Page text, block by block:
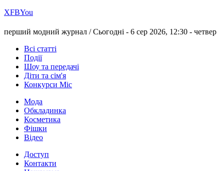
ХFBYou
перший модний журнал /Сьогодні - 6 сер 2026, 12:30 - четвер
Всі статті
Події
Шоу та передачі
Діти та сім'я
Конкурси Міс
Мода
Обкладинка
Косметика
Фішки
Відео
Доступ
Контакти